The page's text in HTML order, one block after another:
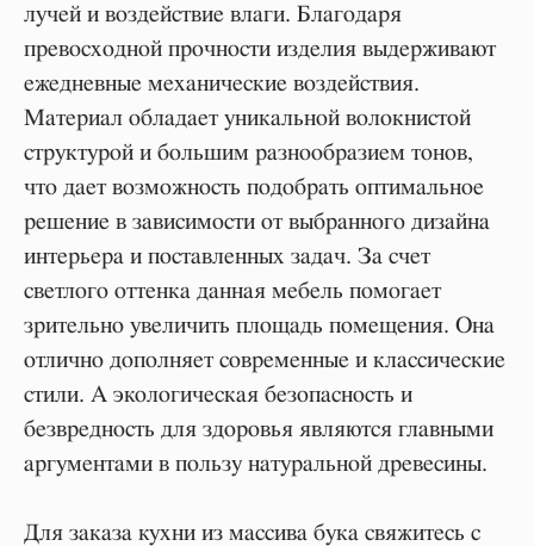
Гостиные
Описание кратко
LET'S GO!
лучей и воздействие влаги. Благодаря
превосходной прочности изделия выдерживают
ежедневные механические воздействия.
Материал обладает уникальной волокнистой
структурой и большим разнообразием тонов,
что дает возможность подобрать оптимальное
решение в зависимости от выбранного дизайна
интерьера и поставленных задач. За счет
светлого оттенка данная мебель помогает
зрительно увеличить площадь помещения. Она
отлично дополняет современные и классические
стили. А экологическая безопасность и
безвредность для здоровья являются главными
аргументами в пользу натуральной древесины.
Для заказа кухни из массива бука свяжитесь с